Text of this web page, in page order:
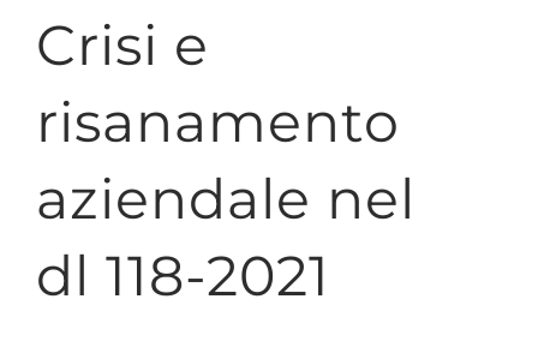
Crisi e
risanamento
aziendale nel
dl 118-2021